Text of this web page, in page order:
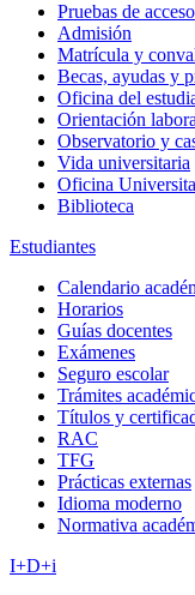
Pruebas de acceso
Admisión
Matrícula y
Becas, ayudas y
Oficina del
Orientación
Observatorio y
Vida universitaria
Oficina
Biblioteca
Estudiantes
Calendario
Horarios
Guías docentes
Exámenes
Seguro escolar
Trámites
Títulos y
RAC
TFG
Prácticas externas
Idioma moderno
Normativa
I+D+i